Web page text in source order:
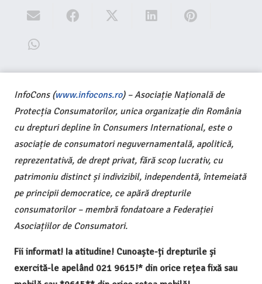
InfoCons (www.infocons.ro) – Asociație Națională de
Protecția Consumatorilor, unica organizație din România
cu drepturi depline în Consumers International, este o
asociație de consumatori neguvernamentală, apolitică,
reprezentativă, de drept privat, fără scop lucrativ, cu
patrimoniu distinct și indivizibil, independentă, întemeiată
pe principii democratice, ce apără drepturile
consumatorilor – membră fondatoare a Federației
Asociațiilor de Consumatori.
Fii informat! Ia atitudine! Cunoaște-ți drepturile și
exercită-le apelând 021 9615!* din orice rețea fixă sau